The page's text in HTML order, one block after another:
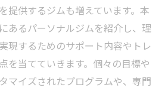
提供するジムも増えています。本
あるパーソナルジムを紹介し、理
現するためのサポート内容やトレ
を当てていきます。個々の目標や
マイズされたプログラムや、専門